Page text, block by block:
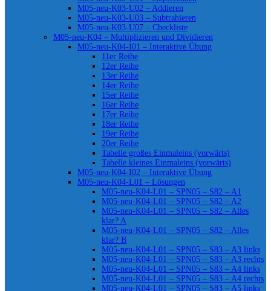
M05-neu-K03-U02 – Addieren
M05-neu-K03-U03 – Subtrahieren
M05-neu-K03-U07 – Checkliste
M05-neu-K04 – Multiplizieren und Dividieren
M05-neu-K04-I01 – Interaktive Übung
11er Reihe
12er Reihe
13er Reihe
14er Reihe
15er Reihe
16er Reihe
17er Reihe
18er Reihe
19er Reihe
20er Reihe
Tabelle großes Einmaleins (vorwärts)
Tabelle kleines Einmaleins (vorwärts)
M05-neu-K04-I02 – Interaktive Übung
M05-neu-K04-L01 – Lösungen
M05-neu-K04-L01 – SPN05 – S82 – A1
M05-neu-K04-L01 – SPN05 – S82 – A2
M05-neu-K04-L01 – SPN05 – S82 – Alles
klar? A
M05-neu-K04-L01 – SPN05 – S82 – Alles
klar? B
M05-neu-K04-L01 – SPN05 – S83 – A3 links
M05-neu-K04-L01 – SPN05 – S83 – A3 rechts
M05-neu-K04-L01 – SPN05 – S83 – A4 links
M05-neu-K04-L01 – SPN05 – S83 – A4 rechts
M05-neu-K04-L01 – SPN05 – S83 – A5 links